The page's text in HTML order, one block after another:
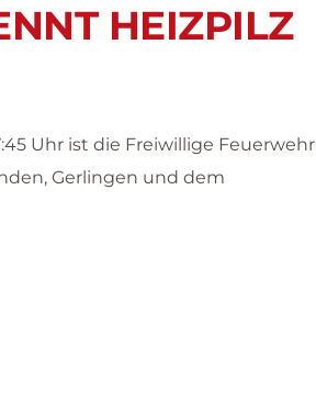
HEIZPILZ
Uhr ist die Freiwillige Feuerwehr
Gerlingen und dem